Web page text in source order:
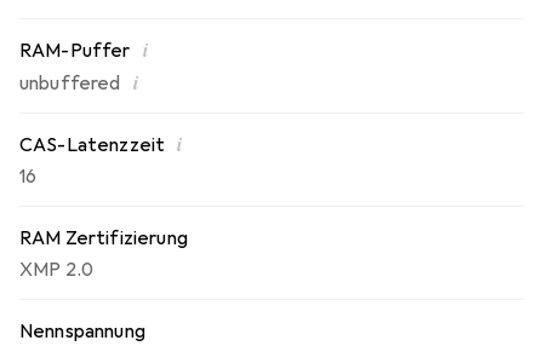
RAM-Puffer i
unbuffered i
CAS-Latenzzeit i
16
RAM Zertifizierung
XMP 2.0
Nennspannung